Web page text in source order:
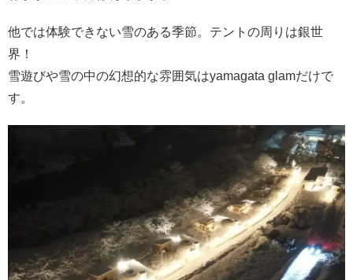
他では体験できない雪のある季節。テントの周りは銀世
界！
雪遊びや雪の中の幻想的な雰囲気はyamagata glamだけで
す。